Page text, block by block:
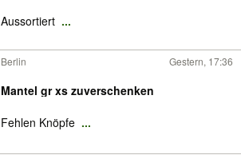
Aussortiert ...
Berlin Gestern, 17:36
Mantel gr xs zuverschenken
Fehlen Knöpfe ...